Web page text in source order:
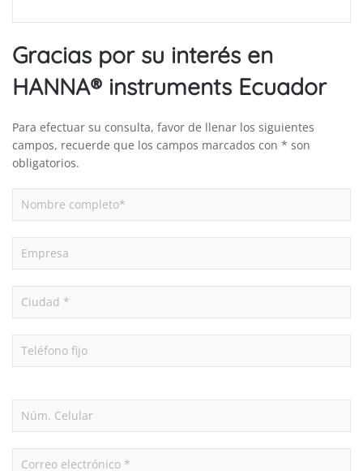
Gracias por su interés en
HANNA® instruments Ecuador
Para efectuar su consulta, favor de llenar los siguientes
campos, recuerde que los campos marcados con * son
obligatorios.